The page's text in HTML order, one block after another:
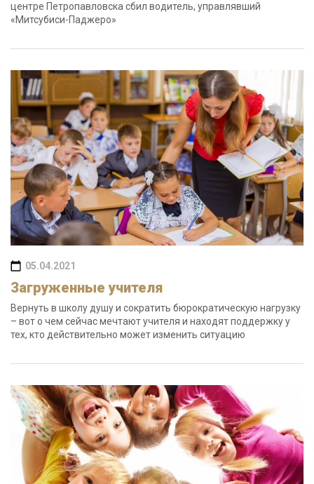
центре Петропавловска сбил водитель, управлявший
«Митсубиси-Паджеро»
05.04.2021
Загруженные учителя
Вернуть в школу душу и сократить бюрократическую нагрузку
– вот о чем сейчас мечтают учителя и находят поддержку у
тех, кто действительно может изменить ситуацию